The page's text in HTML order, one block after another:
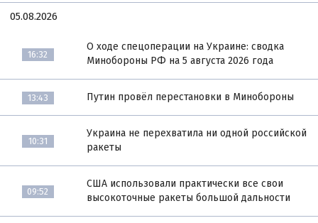
05.08.2026
16:32
О ходе спецоперации на Украине: сводка
Минобороны РФ на 5 августа 2026 года
13:43 Путин провёл перестановки в Минобороны
10:31
Украина не перехватила ни одной российской
ракеты
09:52
США использовали практически все свои
высокоточные ракеты большой дальности